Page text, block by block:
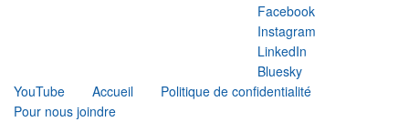
Facebook
Instagram
LinkedIn
Bluesky
YouTube
Accueil
Politique de confidentialité
Pour nous joindre